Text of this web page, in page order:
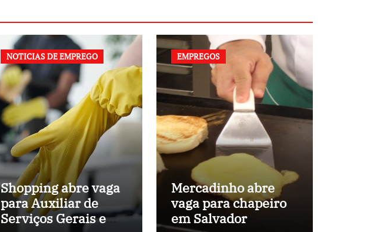
NOTICIAS DE EMPREGO
Shopping abre vaga
para Auxiliar de
Serviços Gerais em
EMPREGOS
Mercadinho abre
vaga para chapeiro
em Salvador